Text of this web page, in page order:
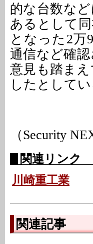
的な台数な
あるとして
となった2万
通信など確
意見も踏ま
したとしてい
（Security
関連リンク
川崎重工業
関連記事